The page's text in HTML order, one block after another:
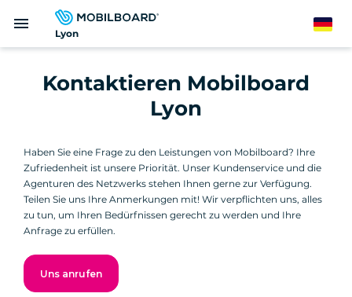
zum
Lyon
menu German
Kontaktieren Mobilboard
Lyon
Haben Sie eine Frage zu den Leistungen von Mobilboard? Ihre
Zufriedenheit ist unsere Priorität. Unser Kundenservice und die
Agenturen des Netzwerks stehen Ihnen gerne zur Verfügung.
Teilen Sie uns Ihre Anmerkungen mit! Wir verpflichten uns, alles
zu tun, um Ihren Bedürfnissen gerecht zu werden und Ihre
Anfrage zu erfüllen.
Uns anrufen